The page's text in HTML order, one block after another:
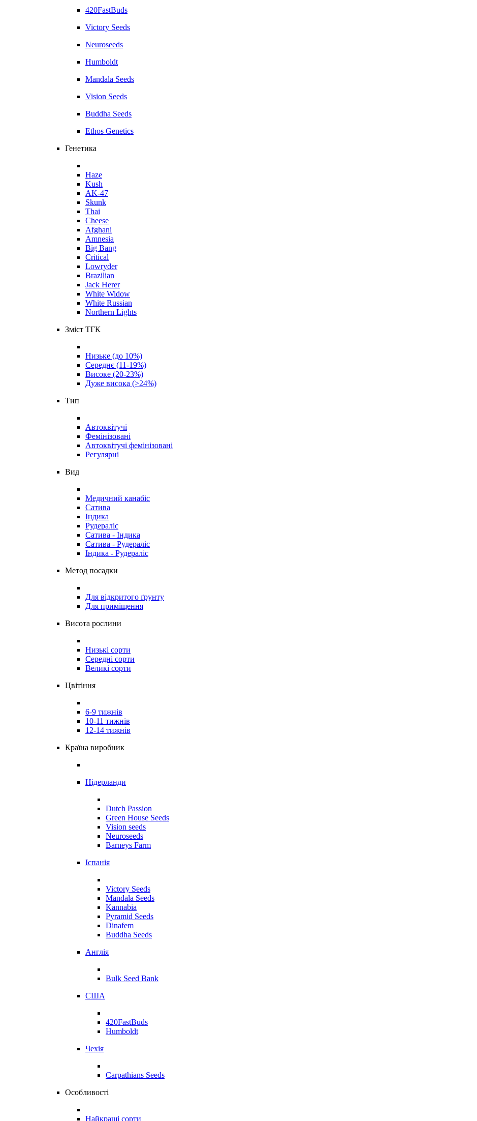
420FastBuds
Victory Seeds
Neuroseeds
Humboldt
Mandala Seeds
Vision Seeds
Buddha Seeds
Ethos Genetics
Генетика
Haze
Kush
AK-47
Skunk
Thai
Cheese
Afghani
Amnesia
Big Bang
Critical
Lowryder
Brazilian
Jack Herer
White Widow
White Russian
Northern Lights
Зміст ТГК
Низьке (до 10%)
Середнє (11-19%)
Високе (20-23%)
Дуже висока (>24%)
Тип
Автоквітучі
Фемінізовані
Автоквітучі фемінізовані
Регулярні
Вид
Медичний канабіс
Сатива
Індика
Рудераліс
Сатива - Індика
Сатива - Рудераліс
Індика - Рудераліс
Метод посадки
Для відкритого ґрунту
Для приміщення
Висота рослини
Низькі сорти
Середні сорти
Великі сорти
Цвітіння
6-9 тижнів
10-11 тижнів
12-14 тижнів
Країна виробник
Нідерланди
Dutch Passion
Green House Seeds
Vision seeds
Neuroseeds
Barneys Farm
Іспанія
Victory Seeds
Mandala Seeds
Kannabia
Pyramid Seeds
Dinafem
Buddha Seeds
Англія
Bulk Seed Bank
США
420FastBuds
Humboldt
Чехія
Carpathians Seeds
Особливості
Найкращі сорти